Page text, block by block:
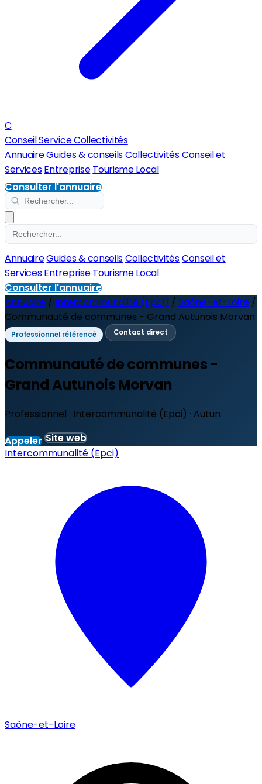
C
Conseil Service Collectivités
AnnuaireGuides & conseilsCollectivitésConseil et
ServicesEntreprise Tourisme Local
Consulter l'annuaire
AnnuaireGuides & conseilsCollectivitésConseil et
ServicesEntreprise Tourisme Local
Consulter l'annuaire
Annuaire / Intercommunalité (Epci) / Saône-et-Loire /
Communauté de communes - Grand Autunois Morvan
Professionnel référencé Contact direct
Communauté de communes -
Grand Autunois Morvan
Professionnel · Intercommunalité (Epci) · Autun
Appeler Site web
Intercommunalité (Epci)
Saône-et-Loire